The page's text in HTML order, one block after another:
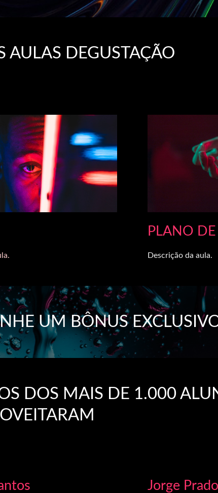
AULAS DEGUSTAÇÃO
PLANO
Descrição da aula.
UM BÔNUS
DOS MAIS DE 1.000
Jorge Prado